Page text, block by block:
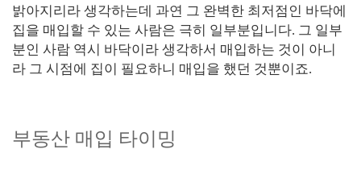
밝아지리라 생각하는데 과연 그 완벽한 최저점인 바닥에
집을 매입할 수 있는 사람은 극히 일부분입니다. 그 일부
분인 사람 역시 바닥이라 생각하서 매입하는 것이 아니
라 그 시점에 집이 필요하니 매입을 했던 것뿐이죠.
부동산 매입 타이밍